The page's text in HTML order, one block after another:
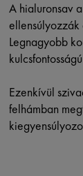
A hialuronsav
ellensúlyozzák
Legnagyobb
Ezenkívül
felhámban